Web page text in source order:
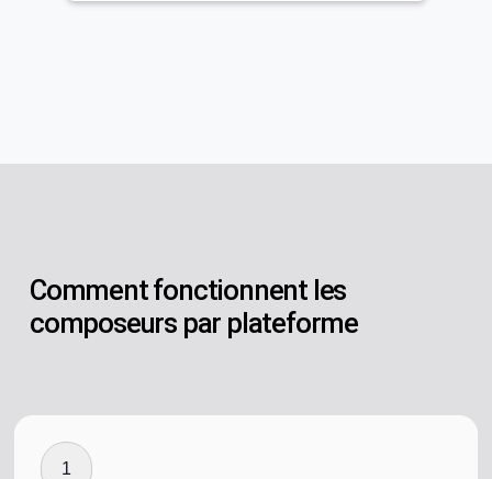
Comment fonctionnent les
composeurs par plateforme
1